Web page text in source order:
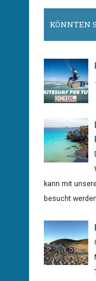
KÖNNTEN
kann mit
besucht